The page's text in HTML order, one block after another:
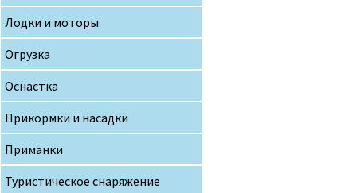
Лодки и моторы
Огрузка
Оснастка
Прикормки и насадки
Приманки
Туристическое снаряжение